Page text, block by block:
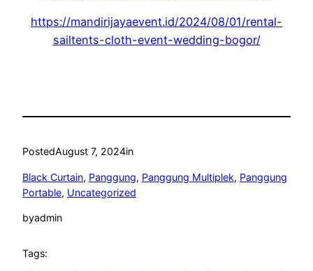
https://mandirijayaevent.id/2024/08/01/rental-
sailtents-cloth-event-wedding-bogor/
PostedAugust 7, 2024in
Black Curtain, Panggung, Panggung Multiplek, Panggung
Portable, Uncategorized
byadmin
Tags: